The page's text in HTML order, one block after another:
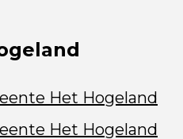
Het Hogeland
Het Hogeland